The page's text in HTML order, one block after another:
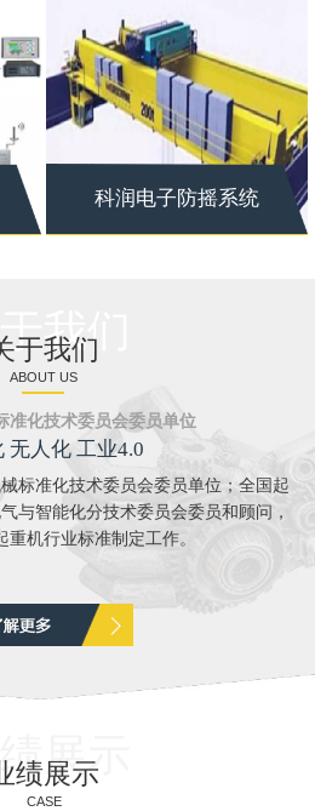
科润电子防摇系统
于我们
于我们
ABOUT US
准化技术委员会委员单位
无人化 工业4.0
标准化技术委员会委员单位；全国起
与智能化分技术委员会委员和顾问，
重机行业标准制定工作。
绩展示
绩展示
CASE